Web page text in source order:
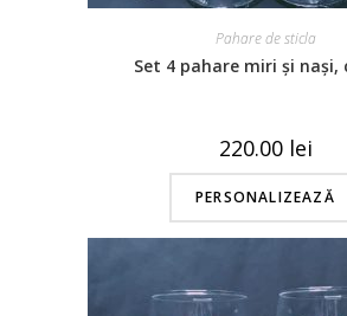
Pahare de sticla
Set 4 pahare miri și nași,
220.00 lei
PERSONALIZEAZĂ